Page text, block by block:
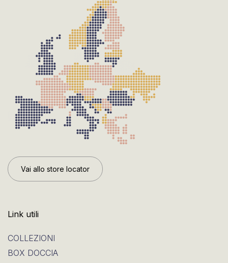
Vai allo store locator
Link utili
COLLEZIONI
BOX DOCCIA